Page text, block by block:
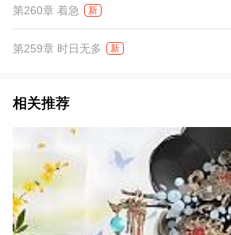
第260章 着急 新
第259章 时日无多 新
相关推荐